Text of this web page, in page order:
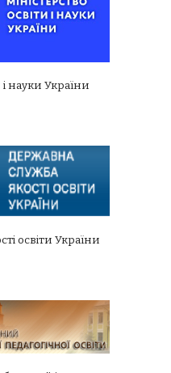
і науки України
освіти України